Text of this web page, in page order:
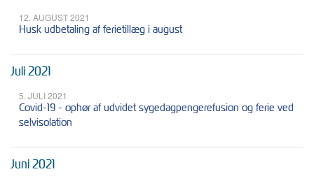
12. AUGUST 2021
Husk udbetaling af ferietillæg i august
Juli 2021
5. JULI 2021
Covid-19 - ophør af udvidet sygedagpengerefusion og ferie ved
selvisolation
Juni 2021